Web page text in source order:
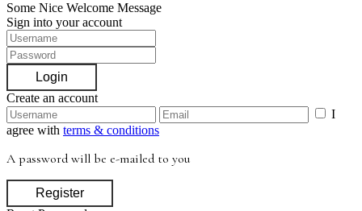
Some Nice Welcome Message
Sign into your account
Login
Create an account
I
agree with terms & conditions
A password will be e-mailed to you
Register